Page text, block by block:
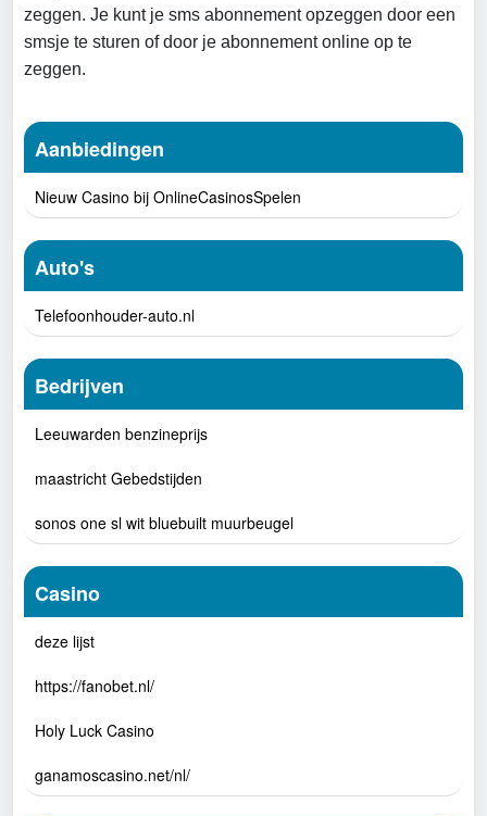
zeggen. Je kunt je sms abonnement opzeggen door een
smsje te sturen of door je abonnement online op te
zeggen.
Aanbiedingen
Nieuw Casino bij OnlineCasinosSpelen
Auto's
Telefoonhouder-auto.nl
Bedrijven
Leeuwarden benzineprijs
maastricht Gebedstijden
sonos one sl wit bluebuilt muurbeugel
Casino
deze lijst
https://fanobet.nl/
Holy Luck Casino
ganamoscasino.net/nl/